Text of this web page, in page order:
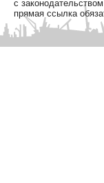
с
прямая ссылка